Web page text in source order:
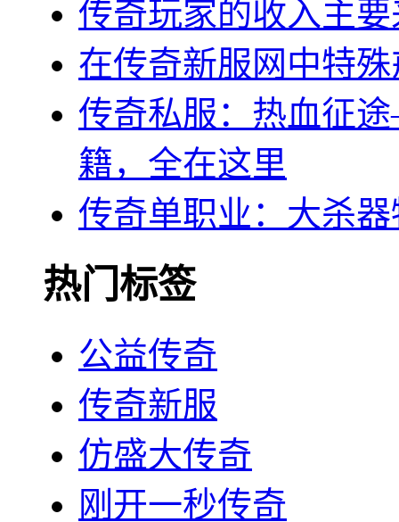
传奇玩家的收入主
在传奇新服网中特
传奇私服：热血征
籍，全在这里
传奇单职业：大杀
热门标签
公益传奇
传奇新服
仿盛大传奇
刚开一秒传奇